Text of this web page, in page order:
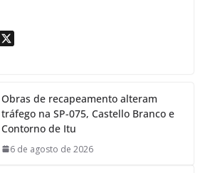
m
Obras de recapeamento alteram
tráfego na SP-075, Castello Branco e
Contorno de Itu
6 de agosto de 2026